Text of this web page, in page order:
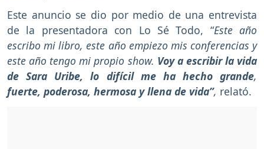
Este anuncio se dio por medio de una entrevista
de la presentadora con Lo Sé Todo, “Este año
escribo mi libro, este año empiezo mis conferencias y
este año tengo mi propio show. Voy a escribir la vida
de Sara Uribe, lo difícil me ha hecho grande,
fuerte, poderosa, hermosa y llena de vida”, relató.